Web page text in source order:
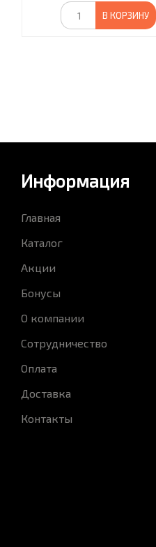
В КОРЗИНУ
Информация
Главная
Каталог
Акции
Бонусы
О компании
Сотрудничество
Оплата
Доставка
Контакты